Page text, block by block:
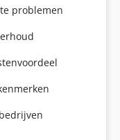
problemen